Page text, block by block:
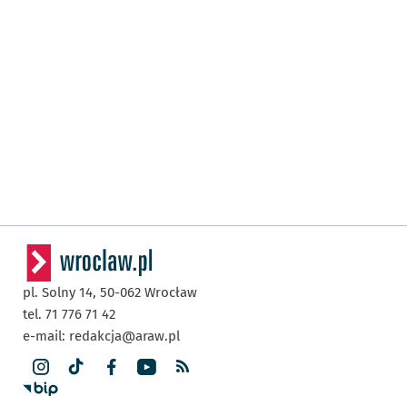
pl. Solny 14, 50-062 Wrocław
tel. 71 776 71 42
e-mail: redakcja@araw.pl